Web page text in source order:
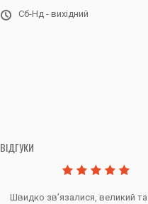
Сб-Нд - вихідний
ВІДГУКИ
Швидко звʼязалися, великий та